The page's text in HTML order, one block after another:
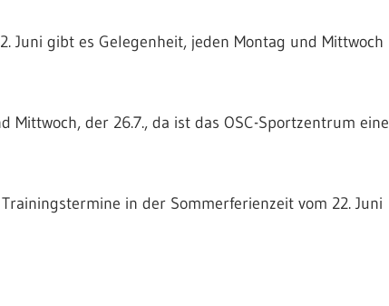
Juni gibt es Gelegenheit, jeden Montag und Mittwoch
Mittwoch, der 26.7., da ist das OSC-Sportzentrum eine
in der Sommerferienzeit vom 22. Juni